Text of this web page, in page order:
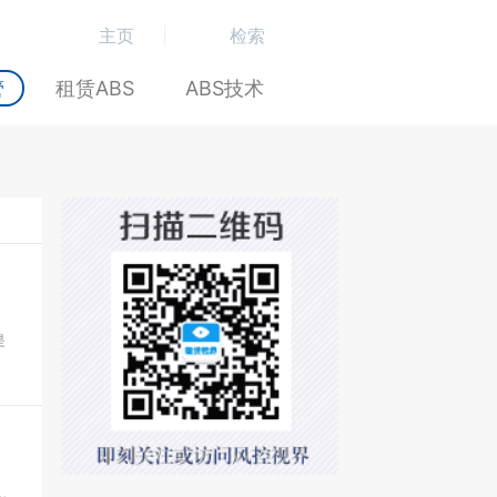
主页 检索
租赁ABS ABS技术